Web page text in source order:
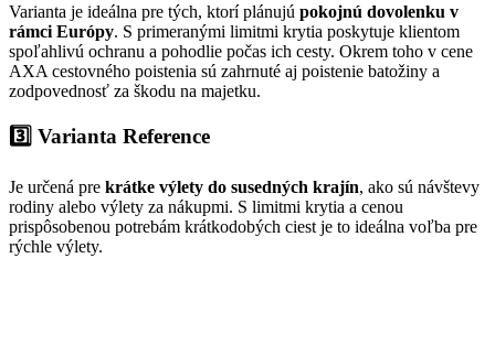
Varianta je ideálna pre tých, ktorí plánujú pokojnú dovolenku v
rámci Európy. S primeranými limitmi krytia poskytuje klientom
spoľahlivú ochranu a pohodlie počas ich cesty. Okrem toho v cene
AXA cestovného poistenia sú zahrnuté aj poistenie batožiny a
zodpovednosť za škodu na majetku.
3️⃣ Varianta Reference
Je určená pre krátke výlety do susedných krajín, ako sú návštevy
rodiny alebo výlety za nákupmi. S limitmi krytia a cenou
prispôsobenou potrebám krátkodobých ciest je to ideálna voľba pre
rýchle výlety.